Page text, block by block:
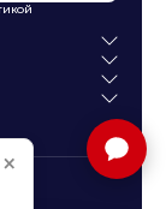
×